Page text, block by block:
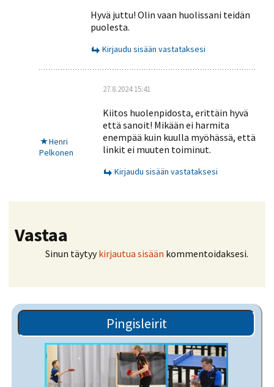
Hyvä juttu! Olin vaan huolissani teidän
puolesta.
Kirjaudu sisään vastataksesi
Henri
Pelkonen
27.8.2024 15:41
Kiitos huolenpidosta, erittäin hyvä
että sanoit! Mikään ei harmita
enempää kuin kuulla myöhässä, että
linkit ei muuten toiminut.
Kirjaudu sisään vastataksesi
Vastaa
Sinun täytyykirjautua sisään kommentoidaksesi.
Pingisleirit